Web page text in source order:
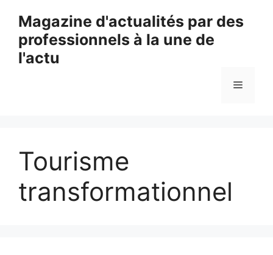
contenu
Magazine d'actualités par des
professionnels à la une de
l'actu
Menu
Tourisme
transformationnel